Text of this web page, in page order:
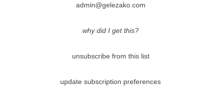
admin@gelezako.com
why did I get this?
unsubscribe from this list
update subscription preferences